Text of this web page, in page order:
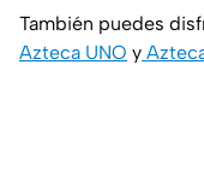
También puedes
Azteca UNO y